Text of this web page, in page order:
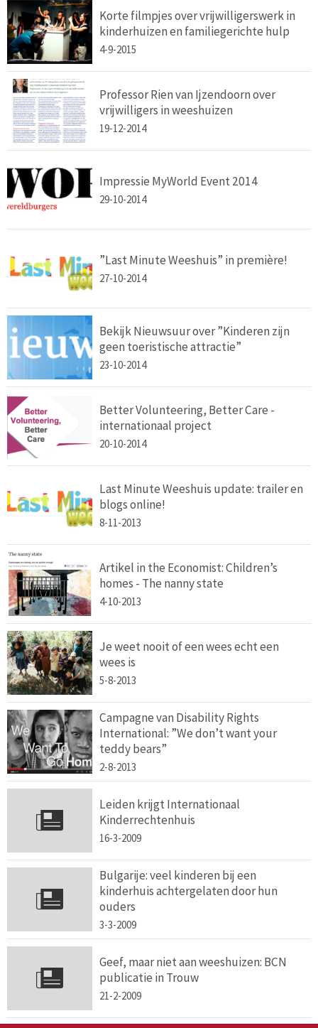
Korte filmpjes over vrijwilligerswerk in
kinderhuizen en familiegerichte hulp
4-9-2015
Professor Rien van Ijzendoorn over
vrijwilligers in weeshuizen
19-12-2014
Impressie MyWorld Event 2014
29-10-2014
”Last Minute Weeshuis” in première!
27-10-2014
Bekijk Nieuwsuur over ”Kinderen zijn
geen toeristische attractie”
23-10-2014
Better Volunteering, Better Care -
internationaal project
20-10-2014
Last Minute Weeshuis update: trailer en
blogs online!
8-11-2013
Artikel in the Economist: Children’s
homes - The nanny state
4-10-2013
Je weet nooit of een wees echt een
wees is
5-8-2013
Campagne van Disability Rights
International: ”We don’t want your
teddy bears”
2-8-2013
Leiden krijgt Internationaal
Kinderrechtenhuis
16-3-2009
Bulgarije: veel kinderen bij een
kinderhuis achtergelaten door hun
ouders
3-3-2009
Geef, maar niet aan weeshuizen: BCN
publicatie in Trouw
21-2-2009